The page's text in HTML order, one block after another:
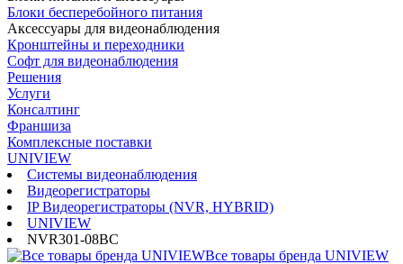
Блоки бесперебойного питания
Аксессуары для видеонаблюдения
Кронштейны и переходники
Софт для видеонаблюдения
Решения
Услуги
Консалтинг
Франшиза
Комплексные поставки
UNIVIEW
Системы видеонаблюдения
Видеорегистраторы
IP Видеорегистраторы (NVR, HYBRID)
UNIVIEW
NVR301-08BC
Все товары бренда UNIVIEW